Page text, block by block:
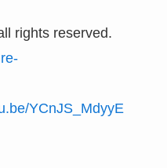
rights reserved.
YCnJS_MdyyE